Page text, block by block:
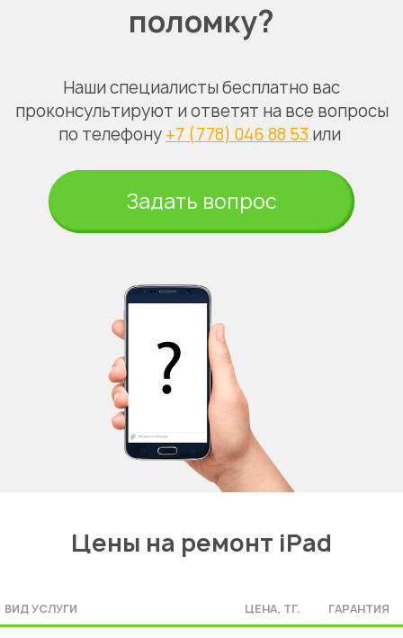
поломку?
Наши специалисты бесплатно вас
проконсультируют и ответят на все вопросы
по телефону +7 (778) 046 88 53 или
Задать вопрос
Цены на ремонт iPad
ВИД УСЛУГИ ЦЕНА, ТГ. ГАРАНТИЯ